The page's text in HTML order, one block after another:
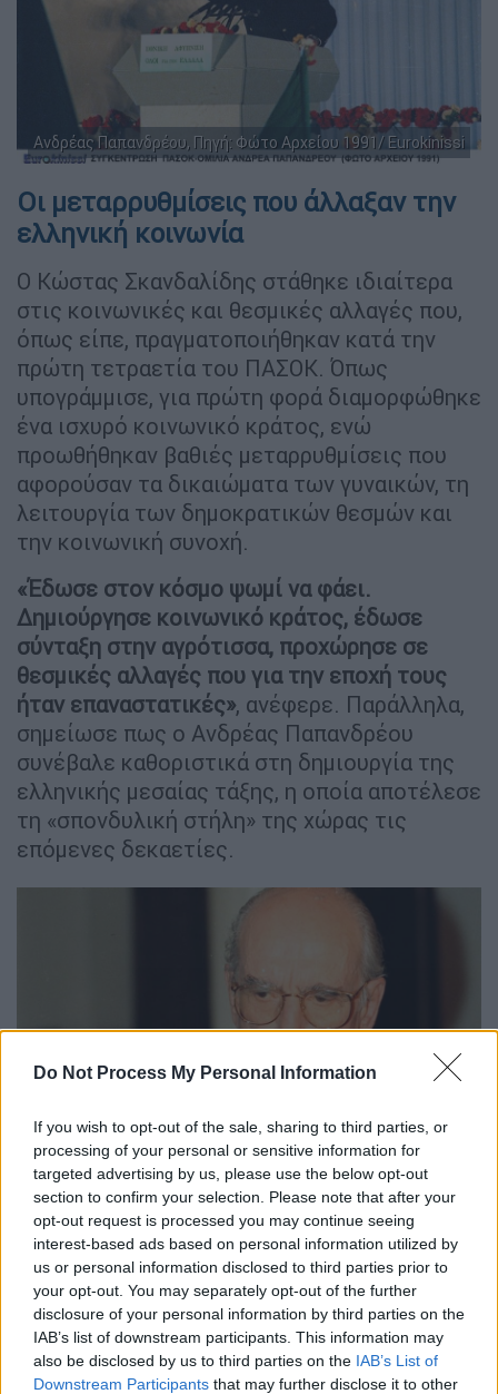
Do Not Process My Personal Information
If you wish to opt-out of the sale, sharing to third parties, or
processing of your personal or sensitive information for
targeted advertising by us, please use the below opt-out
section to confirm your selection. Please note that after your
opt-out request is processed you may continue seeing
interest-based ads based on personal information utilized by
us or personal information disclosed to third parties prior to
your opt-out. You may separately opt-out of the further
disclosure of your personal information by third parties on the
IAB’s list of downstream participants. This information may
also be disclosed by us to third parties on the IAB’s List of
Downstream Participants that may further disclose it to other
Ανδρέας Παπανδρέου, Πηγή: Φώτο Αρχείου 1991/ Eurokinissi
Οι μεταρρυθμίσεις που άλλαξαν την
ελληνική κοινωνία
Ο Κώστας Σκανδαλίδης στάθηκε ιδιαίτερα
στις κοινωνικές και θεσμικές αλλαγές που,
όπως είπε, πραγματοποιήθηκαν κατά την
πρώτη τετραετία του ΠΑΣΟΚ. Όπως
υπογράμμισε, για πρώτη φορά διαμορφώθηκε
ένα ισχυρό κοινωνικό κράτος, ενώ
προωθήθηκαν βαθιές μεταρρυθμίσεις που
αφορούσαν τα δικαιώματα των γυναικών, τη
λειτουργία των δημοκρατικών θεσμών και
την κοινωνική συνοχή.
«Έδωσε στον κόσμο ψωμί να φάει.
Δημιούργησε κοινωνικό κράτος, έδωσε
σύνταξη στην αγρότισσα, προχώρησε σε
θεσμικές αλλαγές που για την εποχή τους
ήταν επαναστατικές», ανέφερε. Παράλληλα,
σημείωσε πως ο Ανδρέας Παπανδρέου
συνέβαλε καθοριστικά στη δημιουργία της
ελληνικής μεσαίας τάξης, η οποία αποτέλεσε
τη «σπονδυλική στήλη» της χώρας τις
επόμενες δεκαετίες.
Ανδρέας Παπανδρέου, Πηγή: Γ.Κονταρίνης/Eurokinissi
«Έβλεπε πέρα από τον τοίχο»
Αναφερόμενος στην προσωπικότητα του
ιδρυτή του ΠΑΣΟΚ, ο κ. Σκανδαλίδης
περιέγραψε έναν πολιτικό με εξαιρετική
διορατικότητα και βαθιά γνώση των διεθνών